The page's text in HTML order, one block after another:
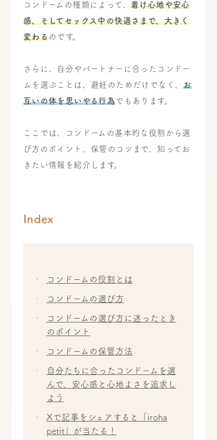
コンドームの種類によって、 着け心地や安心
感、そしてセックス中の快適さまで、大きく
変わるのです。
さらに、自分やパートナーに合ったコンドー
ムを選ぶことは、避妊のためだけでなく、お
互いの体を思いやる行為でもあります。
ここでは、コンドームの基本的な役割から選
び方のポイント、保管のコツまで、知ってお
きたい情報を紹介します。
Index
コンドームの役割とは
コンドームの選び方
コンドームの選び方に迷ったとき
のポイント
コンドームの保管方法
自分たちに合ったコンドームを選
んで、安心感と心地よさを追求し
よう
Xで記事をシェアすると「iroha
petit」が当たる！